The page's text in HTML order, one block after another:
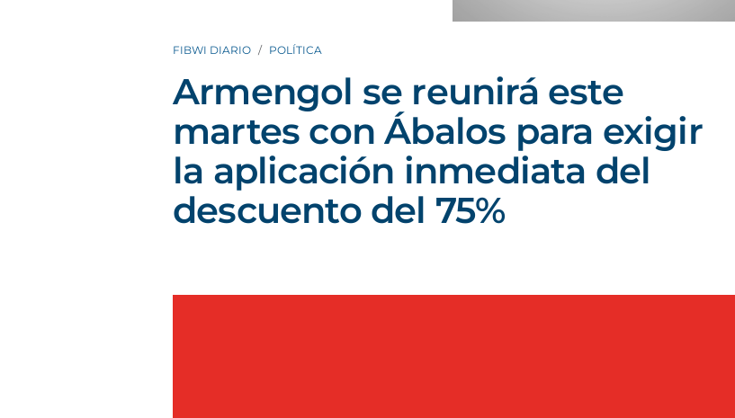
FIBWI DIARIO POLÍTICA
Armengol se reunirá este
martes con Ábalos para exigir
la aplicación inmediata del
descuento del 75%